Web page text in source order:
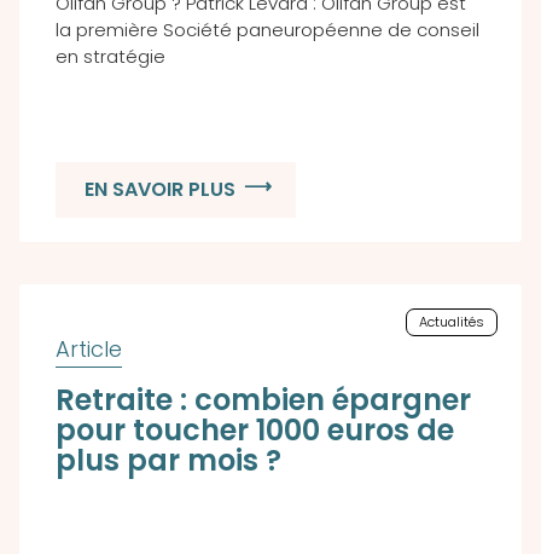
la première Société paneuropéenne de conseil
en stratégie
EN SAVOIR PLUS
Actualités
Retraite : combien épargner
pour toucher 1000 euros de
plus par mois ?